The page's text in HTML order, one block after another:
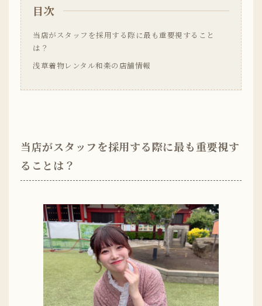
目次
当店がスタッフを採用する際に最も重要視すること
は？
浅草着物レンタル和楽の店舗情報
当店がスタッフを採用する際に最も重要視す
ることは？